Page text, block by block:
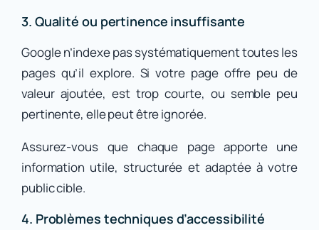
3. Qualité ou pertinence insuffisante
Google n’indexe pas systématiquement toutes les
pages qu’il explore. Si votre page offre peu de
valeur ajoutée, est trop courte, ou semble peu
pertinente, elle peut être ignorée.
Assurez-vous que chaque page apporte une
information utile, structurée et adaptée à votre
public cible.
4. Problèmes techniques d’accessibilité